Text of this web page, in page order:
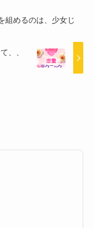
組めるのは、少女じ
、、